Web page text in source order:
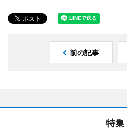
前の記事
特集